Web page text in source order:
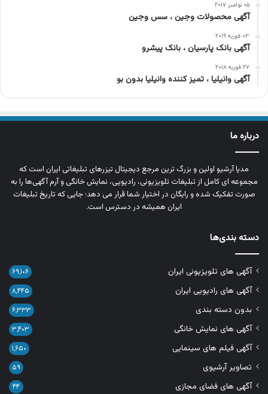
۰۵ نوامبر ۲۰۱۷
آگهی محصولات وجین ، سس وجین
۰۳ فوریه ۲۰۱۹
آگهی بانک پارسیان ، بانک پیشرو
۲۷ فوریه ۲۰۱۸
آگهی وانیلیا ، تمیز کننده وانیلیا بدون بو
درباره ما
مدیا آرشیو اولین و بزرگ‌ ترین مرجع دیجیتال تیزرهای تبلیغاتی ایران است که
مجموعه‌ ای کامل از تبلیغات تلویزیونی، رادیویی، نمایش خانگی و آرم‌ آگهی‌ها را به‌
صورت تفکیک‌ شده و رایگان در اختیار شما قرار می‌ دهد؛ جایی که تاریخ تبلیغات
ایران همیشه در دسترس است.
دسته بندی‌ها
آگهی های تلویزیونی ایران ۶۹,۱۰۶
آگهی های رادیویی ایران ۸,۴۴۵
بدون دسته بندی ۶,۳۳۳
آگهی های نمایش خانگی ۳,۴۰۳
آگهی فیلم های سینمایی ۱,۶۵۰
تصاویر آرشیوی ۵۹
آگهی های فضای مجازی ۴۴